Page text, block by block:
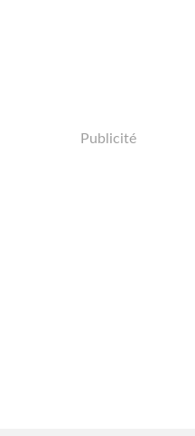
Publicité